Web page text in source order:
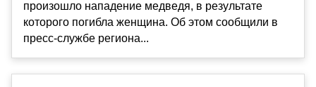
произошло нападение медведя, в результате
которого погибла женщина. Об этом сообщили в
пресс-службе региона...